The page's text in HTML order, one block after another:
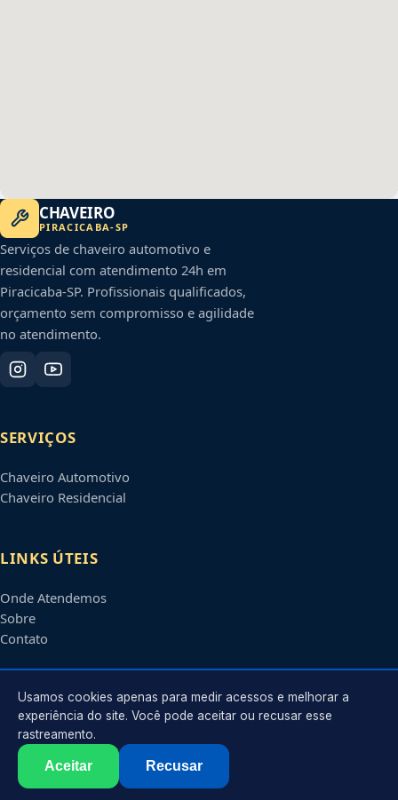
CHAVEIRO
PIRACICABA-SP
Serviços de chaveiro automotivo e
residencial com atendimento 24h em
Piracicaba-SP. Profissionais qualificados,
orçamento sem compromisso e agilidade
no atendimento.
SERVIÇOS
Chaveiro Automotivo
Chaveiro Residencial
LINKS ÚTEIS
Onde Atendemos
Sobre
Contato
CONTATO
Atendimento em
contato@chaveiroempiracicaba.com.br
2026 Piracicaba
. Todos os direitos reservados.
Usamos cookies apenas para medir acessos e melhorar a
experiência do site. Você pode aceitar ou recusar esse
rastreamento.
Aceitar Recusar